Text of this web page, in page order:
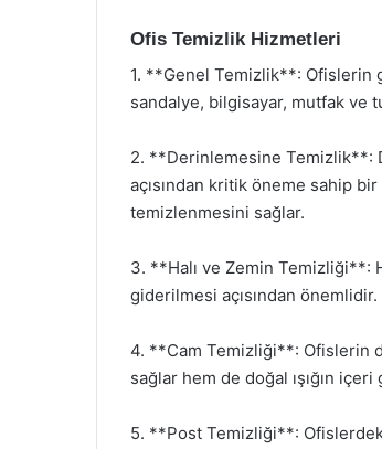
Ofis Temizlik Hizmetleri
1. **Genel Temizlik**: Ofislerin
sandalye, bilgisayar, mutfak ve
2. **Derinlemesine Temizlik**:
açısından kritik öneme sahip
temizlenmesini sağlar.
3. **Halı ve Zemin Temizliği**:
giderilmesi açısından
4. **Cam Temizliği**: Ofislerin
sağlar hem de doğal ışığın
5. **Post Temizliği**: